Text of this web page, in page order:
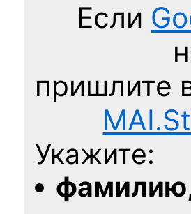
Если
пришлите
Укажите: